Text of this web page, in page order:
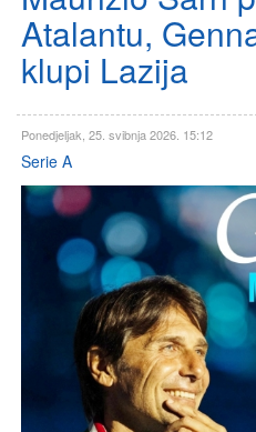
Atalantu,
klupi Lazija
Ponedjeljak, 25. svibnja 2026. 15:12
Serie A